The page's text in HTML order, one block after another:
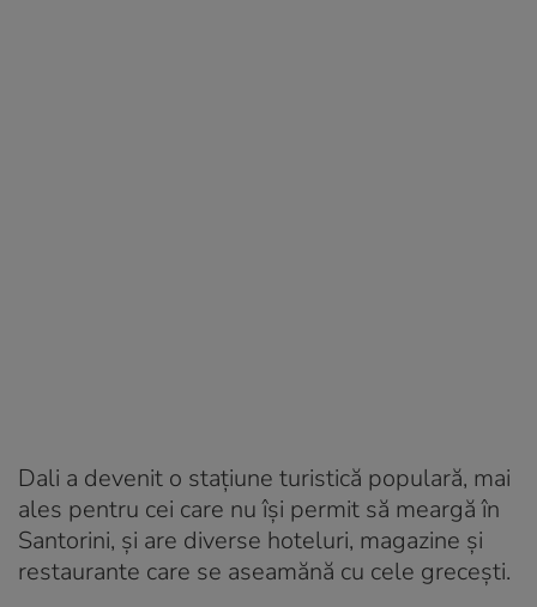
Dali a devenit o stațiune turistică populară, mai
ales pentru cei care nu își permit să meargă în
Santorini, și are diverse hoteluri, magazine și
restaurante care se aseamănă cu cele grecești.